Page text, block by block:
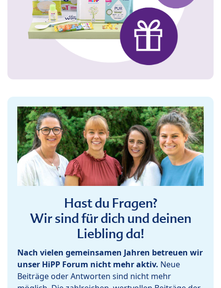
Hast du Fragen?
Wir sind für dich und deinen
Liebling da!
Nach vielen gemeinsamen Jahren betreuen wir
unser HiPP Forum nicht mehr aktiv. Neue
Beiträge oder Antworten sind nicht mehr